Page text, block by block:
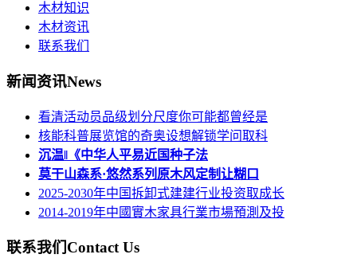
木材知识
木材资讯
联系我们
新闻资讯News
看清活动员品级划分尺度你可能都曾经是
核能科普展览馆的奇奥设想解锁学问取科
沉温‖《中华人平易近国种子法
莫干山森系·悠然系列原木风定制让糊口
2025-2030年中国拆卸式建建行业投资取成长
2014-2019年中國實木家具行業市場預測及投
联系我们Contact Us